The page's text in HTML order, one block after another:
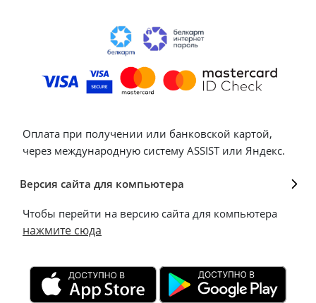
Оплата при получении или банковской картой,
через международную систему ASSIST или Яндекс.
Версия сайта для компьютера
Чтобы перейти на версию сайта для компьютера
нажмите сюда